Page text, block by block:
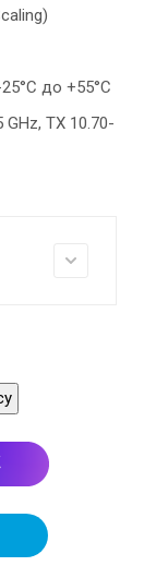
до +55°C
TX 10.70-